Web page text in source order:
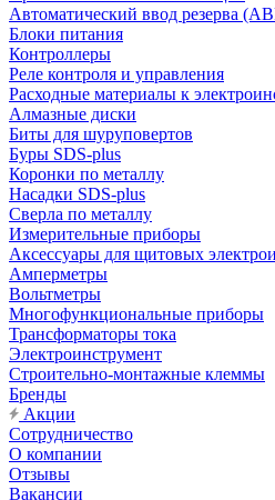
Автоматический ввод резерва
Блоки питания
Контроллеры
Реле контроля и управления
Расходные материалы к
Алмазные диски
Биты для шуруповертов
Буры SDS-plus
Коронки по металлу
Насадки SDS-plus
Сверла по металлу
Измерительные приборы
Аксессуары для щитовых
Амперметры
Вольтметры
Многофункциональные приборы
Трансформаторы тока
Электроинструмент
Строительно-монтажные клеммы
Бренды
Акции
Сотрудничество
О компании
Отзывы
Вакансии